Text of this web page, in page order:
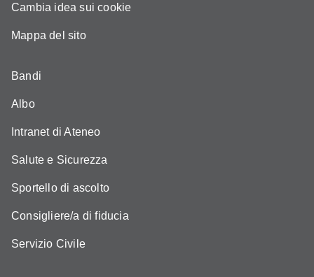
Cambia idea sui cookie
Mappa del sito
Bandi
Albo
Intranet di Ateneo
Salute e Sicurezza
Sportello di ascolto
Consigliere/a di fiducia
Servizio Civile